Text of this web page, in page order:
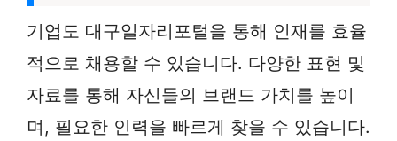
기업도 대구일자리포털을 통해 인재를 효율
적으로 채용할 수 있습니다. 다양한 표현 및
자료를 통해 자신들의 브랜드 가치를 높이
며, 필요한 인력을 빠르게 찾을 수 있습니다.